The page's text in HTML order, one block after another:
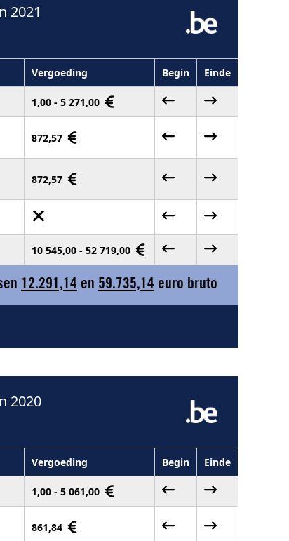
2021
Vergoeding Begin Einde
1,00 - 5 271,00
872,57
872,57
10 545,00 - 52 719,00
12.291,14 en 59.735,14 euro bruto
2020
Vergoeding Begin Einde
1,00 - 5 061,00
861,84